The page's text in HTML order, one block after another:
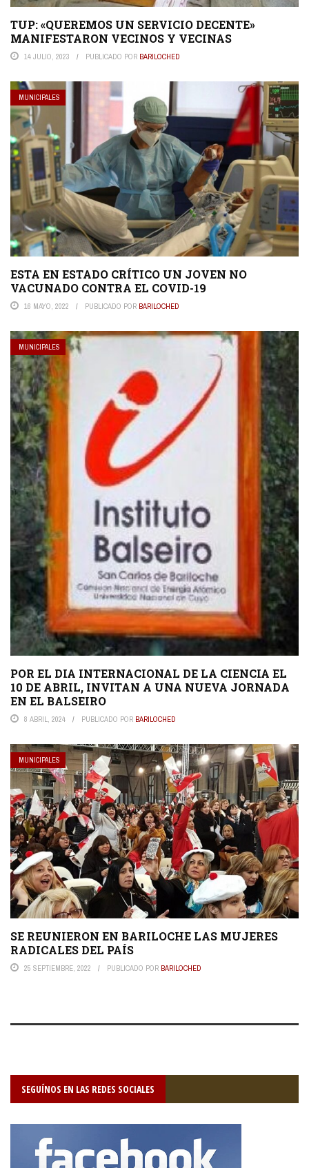
TUP: «QUEREMOS UN SERVICIO DECENTE»
MANIFESTARON VECINOS Y VECINAS
14 JULIO, 2023 PUBLICADO POR BARILOCHED
MUNICIPALES
ESTA EN ESTADO CRÍTICO UN JOVEN NO
VACUNADO CONTRA EL COVID-19
16 MAYO, 2022 PUBLICADO POR BARILOCHED
MUNICIPALES
POR EL DIA INTERNACIONAL DE LA CIENCIA EL
10 DE ABRIL, INVITAN A UNA NUEVA JORNADA
EN EL BALSEIRO
8 ABRIL, 2024 PUBLICADO POR BARILOCHED
MUNICIPALES
SE REUNIERON EN BARILOCHE LAS MUJERES
RADICALES DEL PAÍS
25 SEPTIEMBRE, 2022 PUBLICADO POR BARILOCHED
SEGUÍNOS EN LAS REDES SOCIALES